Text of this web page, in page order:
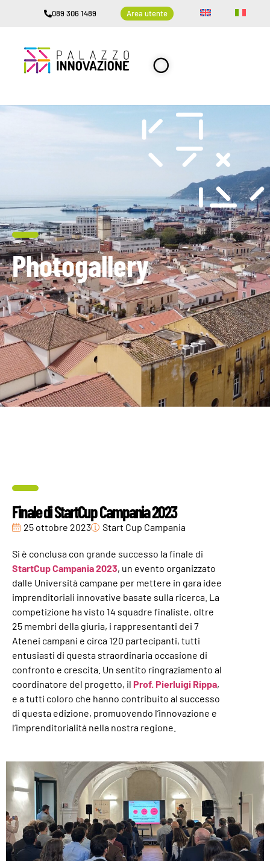
089 306 1489 Area utente
Photogallery
Finale di StartCup Campania 2023
25 ottobre 2023 Start Cup Campania
Si è conclusa con grande successo la finale di
StartCup Campania 2023, un evento organizzato
dalle Università campane per mettere in gara idee
imprenditoriali innovative basate sulla ricerca. La
competizione ha visto 14 squadre finaliste, oltre
25 membri della giuria, i rappresentanti dei 7
Atenei campani e circa 120 partecipanti, tutti
entusiasti di questa straordinaria occasione di
confronto e crescita. Un sentito ringraziamento al
coordinatore del progetto, il Prof. Pierluigi Rippa,
e a tutti coloro che hanno contribuito al successo
di questa edizione, promuovendo l’innovazione e
l’imprenditorialità nella nostra regione.